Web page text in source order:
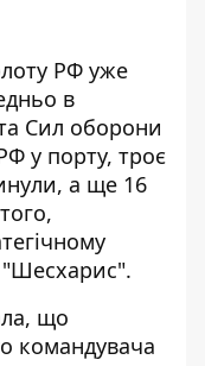
РФ уже
в
Сил оборони
у порту, троє
а ще 16
"Шесхарис".
що
командувача